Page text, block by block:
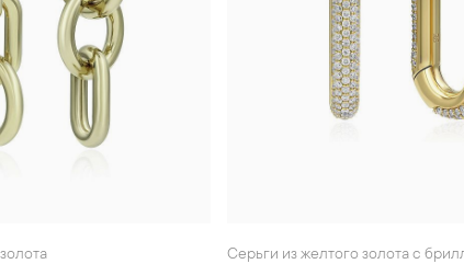
Серьги из желтого золота с